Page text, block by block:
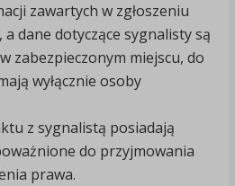
zawartych w zgłoszeniu
dane dotyczące sygnalisty są
zabezpieczonym miejscu, do
wyłącznie osoby
z sygnalistą posiadają
do przyjmowania
prawa.